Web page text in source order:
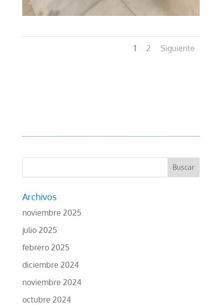
1 2 Siguiente
Archivos
noviembre 2025
julio 2025
febrero 2025
diciembre 2024
noviembre 2024
octubre 2024